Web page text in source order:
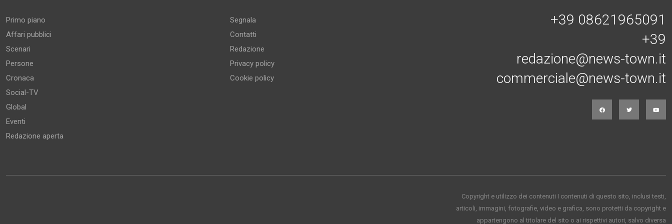
Primo piano
Affari pubblici
Scenari
Persone
Cronaca
Social-TV
Global
Eventi
Redazione aperta
Segnala
Contatti
Redazione
Privacy policy
Cookie policy
+39 08621965091
+39
redazione@news-town.it
commerciale@news-town.it
Copyright e utilizzo dei contenuti I contenuti di questo sito, inclusi testi,
articoli, immagini, fotografie, video e grafica, sono protetti da copyright e
appartengono al titolare del sito o ai rispettivi autori, salvo diversa